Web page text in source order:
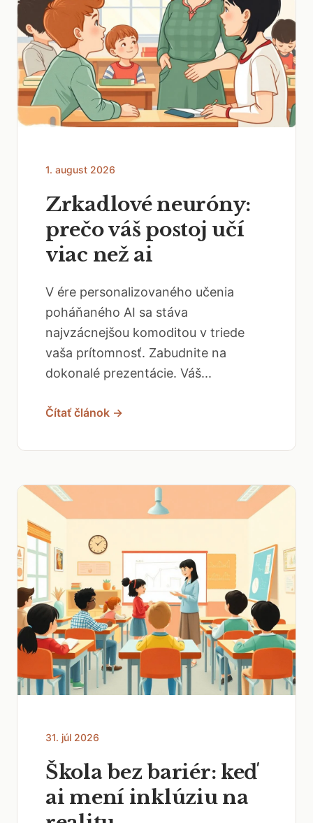
1. august 2026
Zrkadlové neuróny:
prečo váš postoj učí
viac než ai
V ére personalizovaného učenia
poháňaného AI sa stáva
najvzácnejšou komoditou v triede
vaša prítomnosť. Zabudnite na
dokonalé prezentácie. Váš...
Čítať článok →
31. júl 2026
Škola bez bariér: keď
ai mení inklúziu na